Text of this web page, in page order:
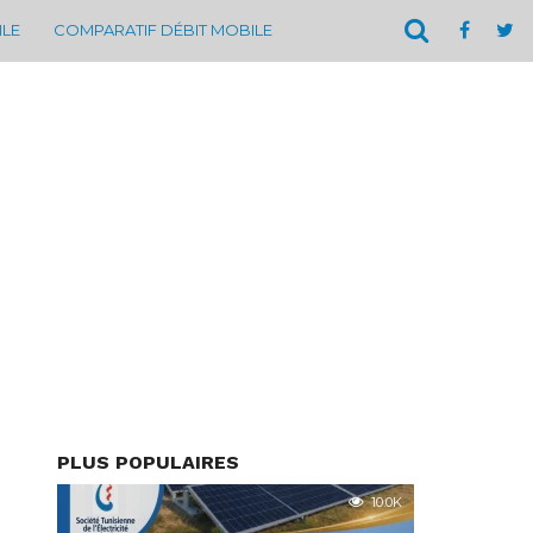
COMPARATIF DÉBIT MOBILE
PLUS POPULAIRES
10.0K